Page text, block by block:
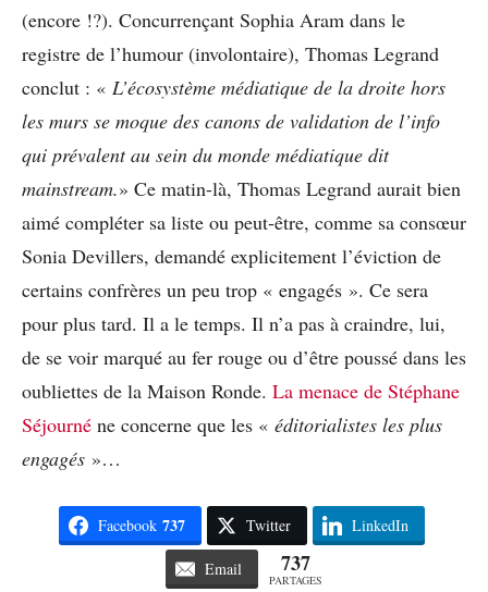
(encore !?). Concurrençant Sophia Aram dans le
registre de l’humour (involontaire), Thomas Legrand
conclut : « L’écosystème médiatique de la droite hors
les murs se moque des canons de validation de l’info
qui prévalent au sein du monde médiatique dit
mainstream.» Ce matin-là, Thomas Legrand aurait bien
aimé compléter sa liste ou peut-être, comme sa consœur
Sonia Devillers, demandé explicitement l’éviction de
certains confrères un peu trop « engagés ». Ce sera
pour plus tard. Il a le temps. Il n’a pas à craindre, lui,
de se voir marqué au fer rouge ou d’être poussé dans les
oubliettes de la Maison Ronde. La menace de Stéphane
Séjourné ne concerne que les « éditorialistes les plus
engagés »…
Facebook 737 Twitter LinkedIn
Email 737
PARTAGES